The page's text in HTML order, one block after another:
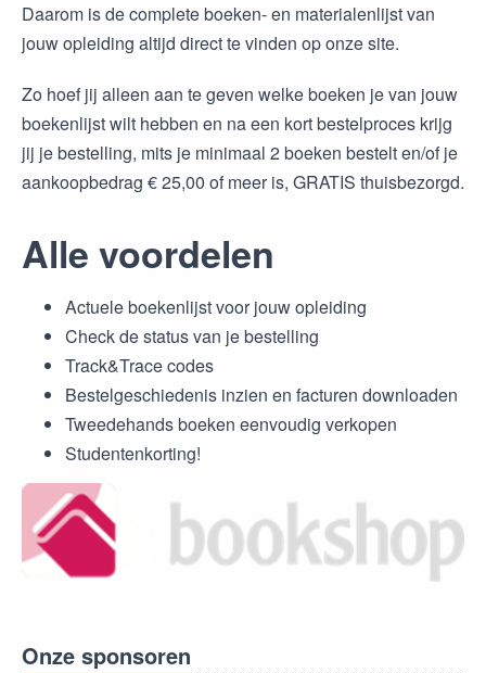
Daarom is de complete boeken- en materialenlijst van
jouw opleiding altijd direct te vinden op onze site.
Zo hoef jij alleen aan te geven welke boeken je van jouw
boekenlijst wilt hebben en na een kort bestelproces krijg
jij je bestelling, mits je minimaal 2 boeken bestelt en/of je
aankoopbedrag € 25,00 of meer is, GRATIS thuisbezorgd.
Alle voordelen
Actuele boekenlijst voor jouw opleiding
Check de status van je bestelling
Track&Trace codes
Bestelgeschiedenis inzien en facturen downloaden
Tweedehands boeken eenvoudig verkopen
Studentenkorting!
Onze sponsoren